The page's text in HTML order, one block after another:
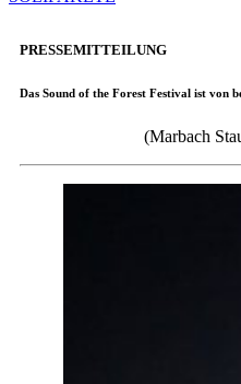
PRESSEMITTEILUNG
Das Sound of the Forest Festival ist von
(Marbach